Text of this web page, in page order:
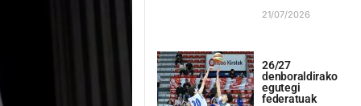
21/07/2026
26/27
denboraldirako
egutegi
federatuak